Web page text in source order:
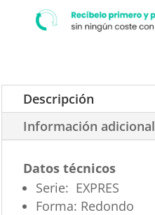
Descripción
Información adicional
Datos técnicos
Serie: EXPRES
Forma: Redondo